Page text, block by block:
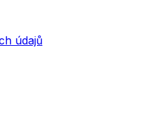
údajů